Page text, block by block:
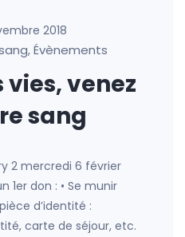
2018
, Évènements
vies, venez
sang
2 mercredi 6 février
1er don : • Se munir
d’identité :
carte de séjour, etc.